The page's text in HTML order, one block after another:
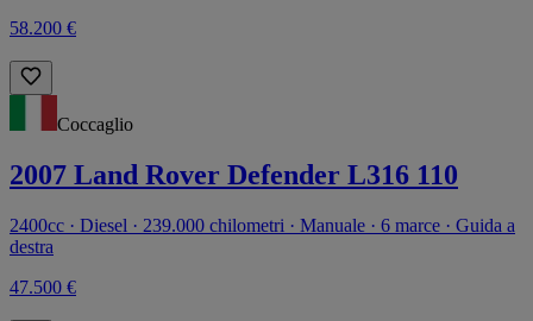
58.200 €
Coccaglio
2007 Land Rover Defender L316 110
2400cc · Diesel · 239.000 chilometri · Manuale · 6 marce · Guida a
destra
47.500 €